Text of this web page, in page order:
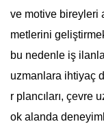
ve motive bireyleri
metlerini
bu nedenle iş
uzmanlara ihtiyaç
r plancıları, çevre
ok alanda